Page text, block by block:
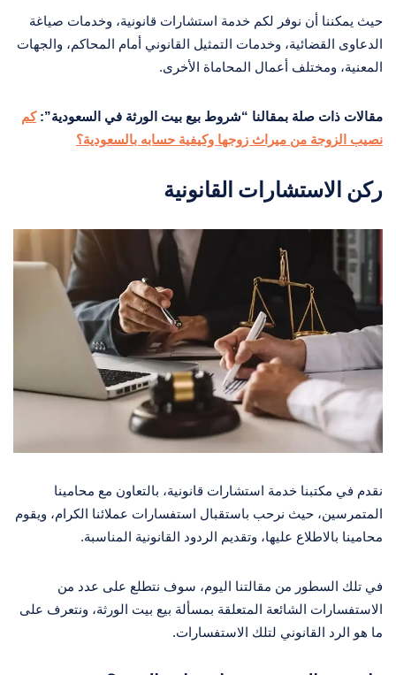
حيث يمكننا أن نوفر لكم خدمة استشارات قانونية، وخدمات صياغة
الدعاوى القضائية، وخدمات التمثيل القانوني أمام المحاكم، والجهات
المعنية، ومختلف أعمال المحاماة الأخرى.
مقالات ذات صلة بمقالنا “شروط بيع بيت الورثة في السعودية”:كم
نصيب الزوجة من ميراث زوجها وكيفية حسابه بالسعودية؟
ركن الاستشارات القانونية
نقدم في مكتبنا خدمة استشارات قانونية، بالتعاون مع محامينا
المتمرسين، حيث نرحب باستقبال استفسارات عملائنا الكرام، ويقوم
محامينا بالاطلاع عليها، وتقديم الردود القانونية المناسبة.
في تلك السطور من مقالتنا اليوم، سوف نتطلع على عدد من
الاستفسارات الشائعة المتعلقة بمسألة بيع بيت الورثة، ونتعرف على
ما هو الرد القانوني لتلك الاستفسارات.